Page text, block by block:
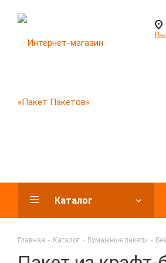
Каталог
Главная - Каталог - Бумажные пакеты -